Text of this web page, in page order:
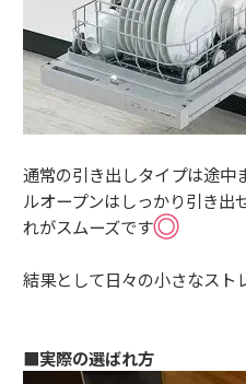
通常の引き出しタイプは途中
ルオープンはしっかり引き出
れがスムーズです
結果として日々の小さなスト
■実際の選ばれ方